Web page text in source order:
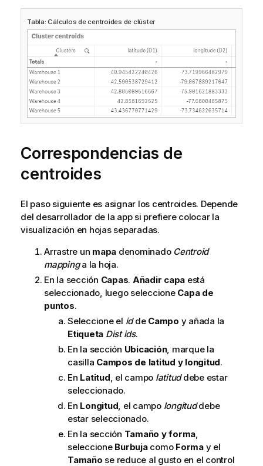
Tabla: Cálculos de centroides de clúster
Correspondencias de
centroides
El paso siguiente es asignar los centroides. Depende
del desarrollador de la app si prefiere colocar la
visualización en hojas separadas.
Arrastre un mapa denominado Centroid
mappinga la hoja.
En la sección Capas. Añadir capa está
seleccionado, luego seleccione Capa de
puntos.
Seleccione el idde Campo y añada la
Etiqueta Dist ids.
En la sección Ubicación, marque la
casilla Campos de latitud y longitud.
En Latitud , el campo latituddebe estar
seleccionado.
En Longitud , el campo longituddebe
estar seleccionado.
En la sección Tamaño y forma
seleccione Burbujacomo Formay el
Tamaño se reduce al gusto en el control